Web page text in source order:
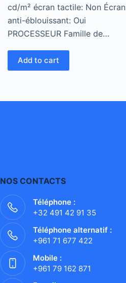
cd/m² écran tactile: Non Écran
anti-éblouissant: Oui
PROCESSEUR Famille de…
Add to cart
NOS CONTACTS
Téléphone :
+32 491 42 91 35
Téléphone alternatif :
+961 71 677 422
Mobile :
+961 79 162 871